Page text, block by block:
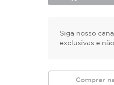
Siga nosso
exclusivas e
Comprar